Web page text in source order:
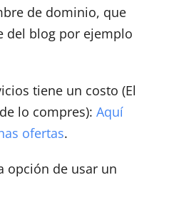
de dominio, que
del blog por ejemplo
tiene un costo (El
lo compres): Aquí
ofertas.
opción de usar un